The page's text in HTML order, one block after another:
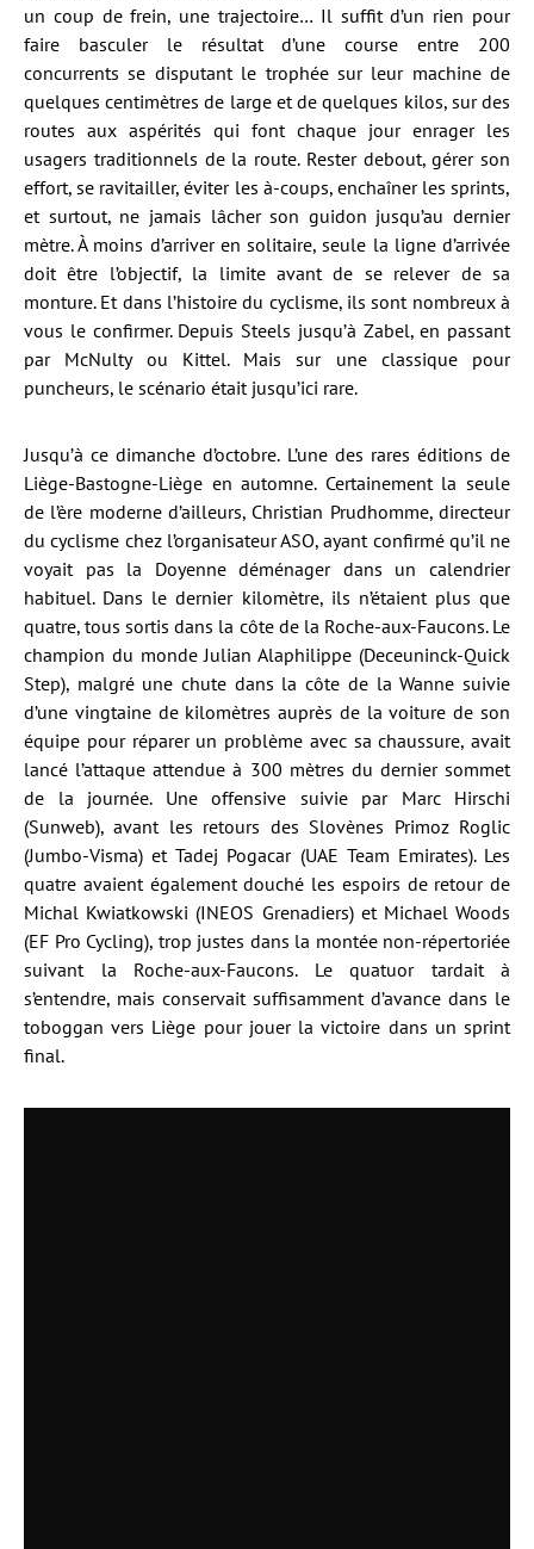
un coup de frein, une trajectoire… Il suffit d’un rien pour
faire basculer le résultat d’une course entre 200
concurrents se disputant le trophée sur leur machine de
quelques centimètres de large et de quelques kilos, sur des
routes aux aspérités qui font chaque jour enrager les
usagers traditionnels de la route. Rester debout, gérer son
effort, se ravitailler, éviter les à-coups, enchaîner les sprints,
et surtout, ne jamais lâcher son guidon jusqu’au dernier
mètre. À moins d’arriver en solitaire, seule la ligne d’arrivée
doit être l’objectif, la limite avant de se relever de sa
monture. Et dans l’histoire du cyclisme, ils sont nombreux à
vous le confirmer. Depuis Steels jusqu’à Zabel, en passant
par McNulty ou Kittel. Mais sur une classique pour
puncheurs, le scénario était jusqu’ici rare.
Jusqu’à ce dimanche d’octobre. L’une des rares éditions de
Liège-Bastogne-Liège en automne. Certainement la seule
de l’ère moderne d’ailleurs, Christian Prudhomme, directeur
du cyclisme chez l’organisateur ASO, ayant confirmé qu’il ne
voyait pas la Doyenne déménager dans un calendrier
habituel. Dans le dernier kilomètre, ils n’étaient plus que
quatre, tous sortis dans la côte de la Roche-aux-Faucons. Le
champion du monde Julian Alaphilippe (Deceuninck-Quick
Step), malgré une chute dans la côte de la Wanne suivie
d’une vingtaine de kilomètres auprès de la voiture de son
équipe pour réparer un problème avec sa chaussure, avait
lancé l’attaque attendue à 300 mètres du dernier sommet
de la journée. Une offensive suivie par Marc Hirschi
(Sunweb), avant les retours des Slovènes Primoz Roglic
(Jumbo-Visma) et Tadej Pogacar (UAE Team Emirates). Les
quatre avaient également douché les espoirs de retour de
Michal Kwiatkowski (INEOS Grenadiers) et Michael Woods
(EF Pro Cycling), trop justes dans la montée non-répertoriée
suivant la Roche-aux-Faucons. Le quatuor tardait à
s’entendre, mais conservait suffisamment d’avance dans le
toboggan vers Liège pour jouer la victoire dans un sprint
final.